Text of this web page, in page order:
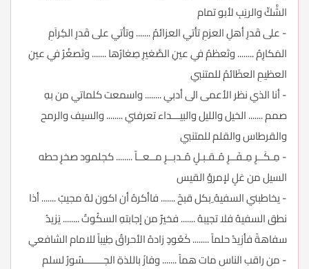
الشَّكِّ والريَبِ لأبو تمام
- على قَدرِ أهلِ العزمِ تأتي العزائمُ ....... وتأتي على قَدرِ الكِراَمِ
المَكارِمُ ........ وتَعظمُ في عينِ الصَّغيرِ صِغارُها ....... وتَصغُرُ في عينِ
العظيمِ العظَائمُ للمتنبي
- أنا الذي نظر الأعمى الى أدبي ........ واسمعت كلماتي من بهِ
صمم ....... الخيل والليل والبيـــداء تعرفني ........ والسيف والرمح
والقرطاس والقلم للمتنبي
- مِـكَــرٍ مِـفَــرٍ مُـقـبـلٍ مُـدبــرٍ مــعــاً ........ كجلمود صخرٍ حطه
السيل من عَلٍ لإمرؤ القيس
- يخاطبني السفيهُ ِبكل قبحً ....... فاأكرهُ أن اكون لهُ مجيبُ ....... أذا
نطق السفيهُ فلا تجيبهُ ....... فخيرٌ من إجابتهِ السكُوتُ ........ يَزيدُ
سفاهةً فأزيدُ حلماً ........ كَعُودٍ زادهُ الأحراقُ طِيباً للامام الشافعي
- من راقب الناس مات هماً ....... وفازَ باللذةِ الجـــــــسُورُ لسلم